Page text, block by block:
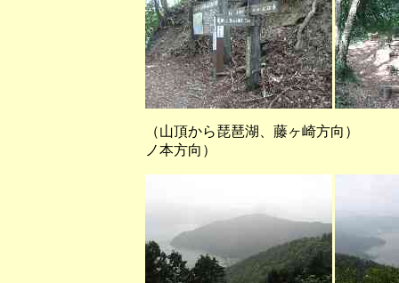
（山頂から琵琶湖、藤ヶ崎
ノ本方向）